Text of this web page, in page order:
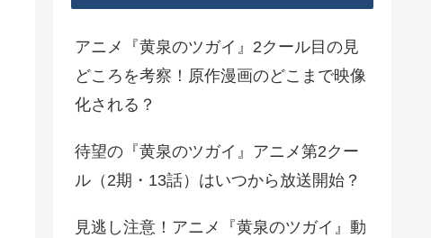
アニメ『黄泉のツガイ』2クール目の見
どころを考察！原作漫画のどこまで映像
化される？
待望の『黄泉のツガイ』アニメ第2クー
ル（2期・13話）はいつから放送開始？
見逃し注意！アニメ『黄泉のツガイ』動